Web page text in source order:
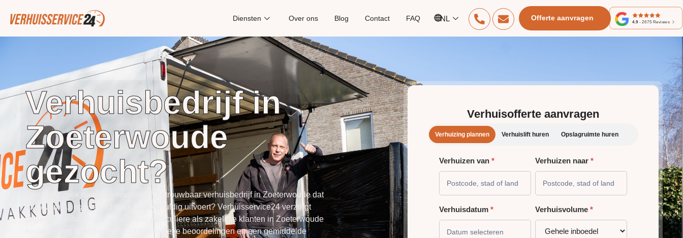
Diensten Over ons Blog Contact FAQ NL Offerte aanvragen
4.9 -2675 Reviews
Verhuisbedrijf in
Zoeterwoude
gezocht?
Ben je op zoek naar een ervaren en betrouwbaar verhuisbedrijf in Zoeterwoude dat
jouw verhuizing overzichtelijk en zorgvuldig uitvoert?Verhuisservice24verzorgt
dagelijks verhuizingen voor zowel particuliere als zakelijke klanten in Zoeterwoude
en omgeving. Met meer dan 2210 positieve beoordelingen en een gemiddelde
Verhuisofferte aanvragen
Verhuizing plannen Verhuislift huren Opslagruimte huren
VERHUIZING
PLANNEN
Verhuizen van * Verhuizen naar *
Verhuisdatum * Verhuisvolume *